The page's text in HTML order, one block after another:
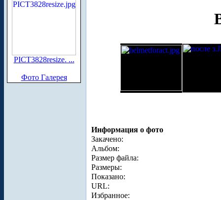
PICT3828resize. ...
Фото Галерея
Информация о фото
Закачено:
Альбом:
Размер файла:
Размеры:
Показано:
URL:
Избранное: